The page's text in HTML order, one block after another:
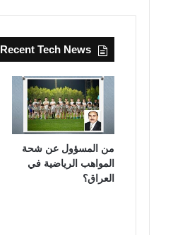
Recent Tech News
من المسؤول عن شحة
المواهب الرياضية في
العراق؟